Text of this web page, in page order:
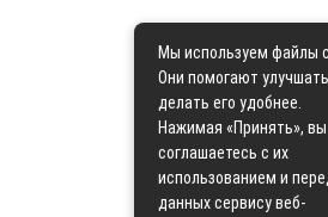
Мы используем файлы
Они помогают
делать его удобнее.
Нажимая «Принять», вы
соглашаетесь с их
использованием и
данных сервису веб-